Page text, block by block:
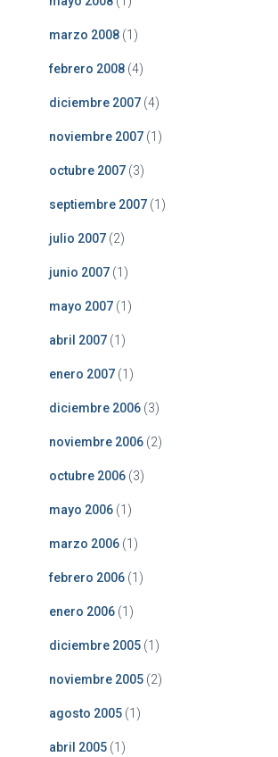
marzo 2008 (1)
febrero 2008 (4)
diciembre 2007 (4)
noviembre 2007 (1)
octubre 2007 (3)
septiembre 2007 (1)
julio 2007 (2)
junio 2007 (1)
mayo 2007 (1)
abril 2007 (1)
enero 2007 (1)
diciembre 2006 (3)
noviembre 2006 (2)
octubre 2006 (3)
mayo 2006 (1)
marzo 2006 (1)
febrero 2006 (1)
enero 2006 (1)
diciembre 2005 (1)
noviembre 2005 (2)
agosto 2005 (1)
abril 2005 (1)